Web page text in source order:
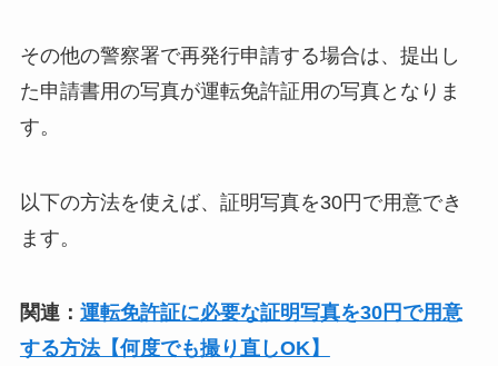
その他の警察署で再発行申請する場合は、提出し
た申請書用の写真が運転免許証用の写真となりま
す。
以下の方法を使えば、証明写真を30円で用意でき
ます。
関連： 運転免許証に必要な証明写真を30円で用意
する方法【何度でも撮り直しOK】